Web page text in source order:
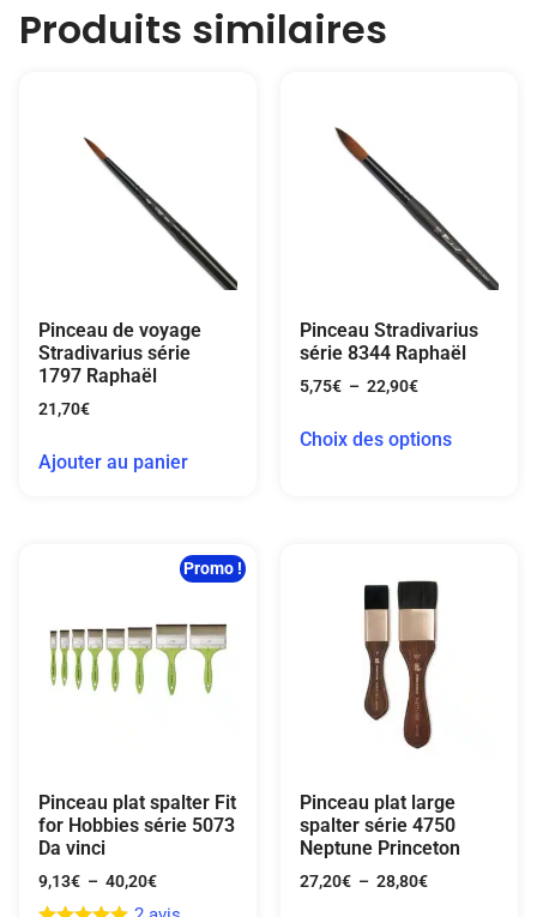
Produits similaires
Pinceau de voyage
Stradivarius série
1797 Raphaël
21,70€
Ajouter au panier
Pinceau Stradivarius
série 8344 Raphaël
5,75€ – 22,90€
Choix des options
Promo !
Pinceau plat spalter Fit
for Hobbies série 5073
Da vinci
9,13€ – 40,20€
Pinceau plat large
spalter série 4750
Neptune Princeton
27,20€ – 28,80€